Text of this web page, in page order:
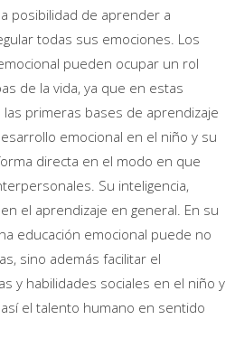
posibilidad de aprender a
todas sus emociones. Los
pueden ocupar un rol
de la vida, ya que en estas
primeras bases de aprendizaje
emocional en el niño y su
directa en el modo en que
Su inteligencia,
el aprendizaje en general. En su
educación emocional puede no
sino además facilitar el
y habilidades sociales en el niño y
el talento humano en sentido